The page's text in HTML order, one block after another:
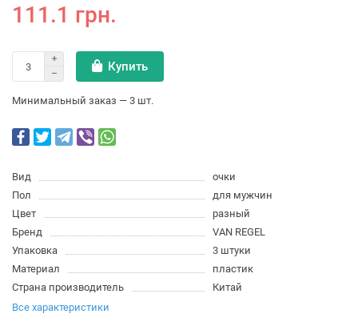
111.1 грн.
Купить
Минимальный заказ — 3 шт.
Вид
очки
Пол
для мужчин
Цвет
разный
Бренд
VAN REGEL
Упаковка
3 штуки
Материал
пластик
Страна производитель
Китай
Все характеристики